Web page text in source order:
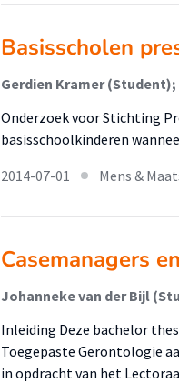
Basisscholen
Onderzoek voor Stichting
basisschoolkinderen
2014-07-01
Mens &
Casemanagers
Inleiding Deze bachelor
Toegepaste Gerontologie
in opdracht van het